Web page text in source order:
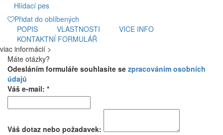
Hlídací pes
Přidat do oblíbených
POPIS
VLASTNOSTI
VICE INFO
KONTAKTNÍ FORMULÁŘ
viac informácií >
Máte otázky?
Odesláním formuláře souhlasíte se zpracováním osobních
údajů
Váš e-mail: *
Váš dotaz nebo požadavek: